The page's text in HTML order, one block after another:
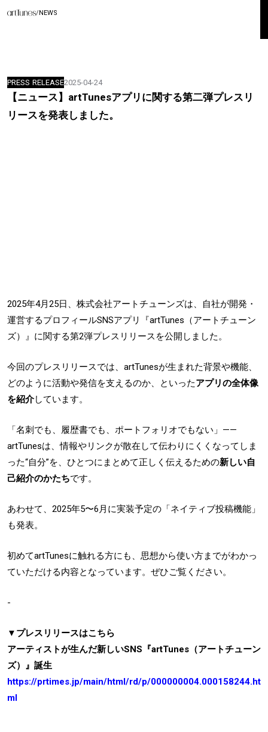
/NEWS
PRESS RELEASE2025-04-24
【ニュース】artTunesアプリに関する第二弾プレスリ
リースを発表しました。
2025年4月25日、株式会社アートチューンズは、自社が開発・
運営するプロフィールSNSアプリ『artTunes（アートチューン
ズ）』に関する第2弾プレスリリースを公開しました。
今回のプレスリリースでは、artTunesが生まれた背景や機能、
どのように活動や発信を支えるのか、といったアプリの全体像
を紹介しています。
「名刺でも、履歴書でも、ポートフォリオでもない」——
artTunesは、情報やリンクが散在して伝わりにくくなってしま
った“自分”を、ひとつにまとめて正しく伝えるための新しい自
己紹介のかたちです。
あわせて、2025年5〜6月に実装予定の「ネイティブ投稿機能」
も発表。
初めてartTunesに触れる方にも、思想から使い方までがわかっ
ていただける内容となっています。ぜひご覧ください。
-
▼プレスリリースはこちら
アーティストが生んだ新しいSNS『artTunes（アートチューン
ズ）』誕生
https://prtimes.jp/main/html/rd/p/000000004.000158244.ht
ml